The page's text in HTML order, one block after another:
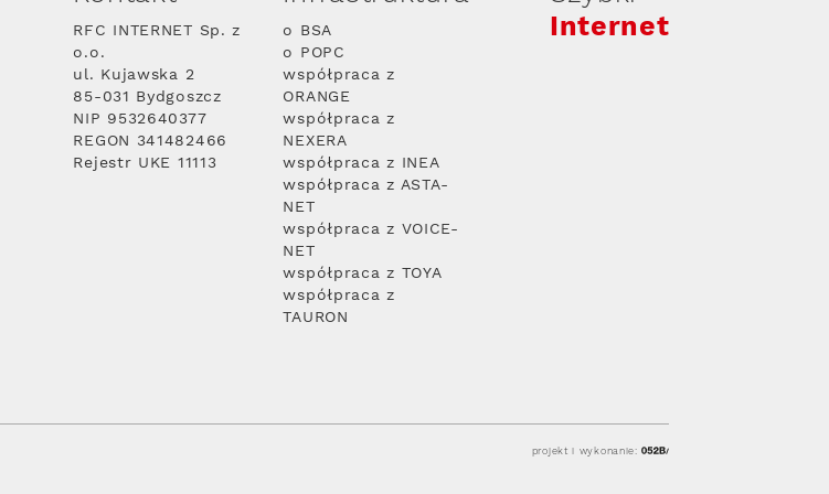
RFC INTERNET Sp. z
o.o.
ul. Kujawska 2
85-031 Bydgoszcz
NIP 9532640377
REGON 341482466
Rejestr UKE 11113
o BSA
o POPC
współpraca z
ORANGE
współpraca z
NEXERA
współpraca z INEA
współpraca z ASTA-
NET
współpraca z VOICE-
NET
współpraca z TOYA
współpraca z
TAURON
Internet
projekt i wykonanie: